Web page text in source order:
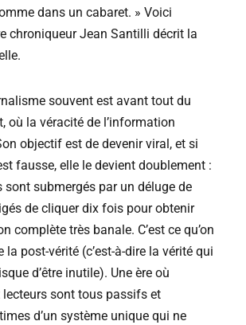
dans un cabaret. » Voici
chroniqueur Jean Santilli décrit la
souvent est avant tout du
où la véracité de l’information
objectif est de devenir viral, et si
fausse, elle le devient doublement :
sont submergés par un déluge de
de cliquer dix fois pour obtenir
complète très banale. C’est ce qu’on
la post-vérité (c’est-à-dire la vérité qui
d’être inutile). Une ère où
sont tous passifs et
d’un système unique qui ne